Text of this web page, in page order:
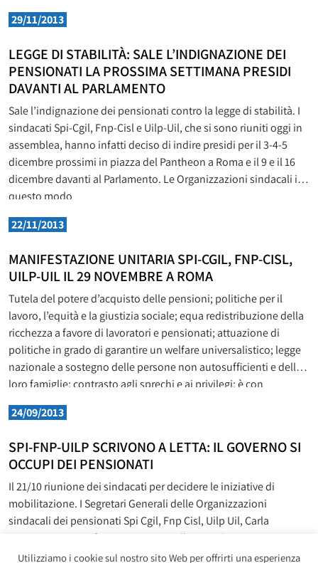
tagli ai servizi di assistenza e alle strutture di
29/11/2013
LEGGE DI STABILITÀ: SALE L’INDIGNAZIONE DEI
PENSIONATI LA PROSSIMA SETTIMANA PRESIDI
DAVANTI AL PARLAMENTO
Sale l’indignazione dei pensionati contro la legge di stabilità. I
sindacati Spi-Cgil, Fnp-Cisl e Uilp-Uil, che si sono riuniti oggi in
assemblea, hanno infatti deciso di indire presidi per il 3-4-5
dicembre prossimi in piazza del Pantheon a Roma e il 9 e il 16
dicembre davanti al Parlamento. Le Organizzazioni sindacali in
questo modo
22/11/2013
MANIFESTAZIONE UNITARIA SPI-CGIL, FNP-CISL,
UILP-UIL IL 29 NOVEMBRE A ROMA
Tutela del potere d’acquisto delle pensioni; politiche per il
lavoro, l’equità e la giustizia sociale; equa redistribuzione della
ricchezza a favore di lavoratori e pensionati; attuazione di
politiche in grado di garantire un welfare universalistico; legge
nazionale a sostegno delle persone non autosufficienti e delle
loro famiglie; contrasto agli sprechi e ai privilegi: è con
24/09/2013
SPI-FNP-UILP SCRIVONO A LETTA: IL GOVERNO SI
OCCUPI DEI PENSIONATI
Il 21/10 riunione dei sindacati per decidere le iniziative di
mobilitazione. I Segretari Generali delle Organizzazioni
sindacali dei pensionati Spi Cgil, Fnp Cisl, Uilp Uil, Carla
Cantone, Gigi Bonfanti e Romano Bellissima, hanno inviato una
lettera al Presidente del Consiglio Enrico Letta per richiamare
Utilizziamo i cookie sul nostro sito Web per offrirti una esperienza